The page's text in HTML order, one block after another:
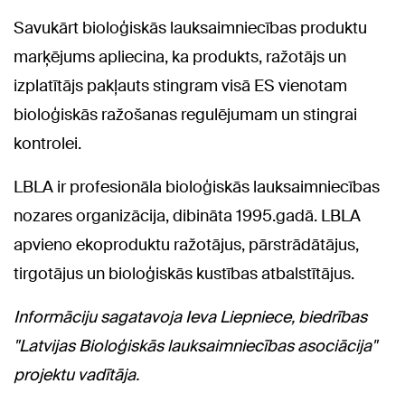
Savukārt bioloģiskās lauksaimniecības produktu
marķējums apliecina, ka produkts, ražotājs un
izplatītājs pakļauts stingram visā ES vienotam
bioloģiskās ražošanas regulējumam un stingrai
kontrolei.
LBLA ir profesionāla bioloģiskās lauksaimniecības
nozares organizācija, dibināta 1995.gadā. LBLA
apvieno ekoproduktu ražotājus, pārstrādātājus,
tirgotājus un bioloģiskās kustības atbalstītājus.
Informāciju sagatavoja Ieva Liepniece, biedrības
"Latvijas Bioloģiskās lauksaimniecības asociācija"
projektu vadītāja.